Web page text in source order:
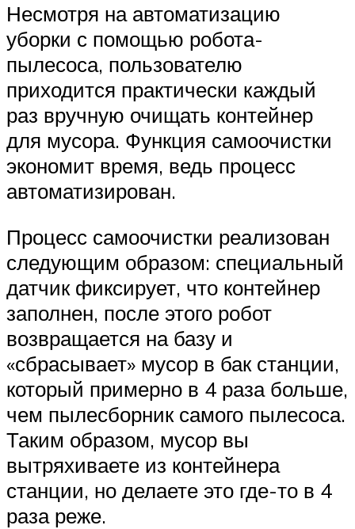
Несмотря на автоматизацию
уборки с помощью робота-
пылесоса, пользователю
приходится практически каждый
раз вручную очищать контейнер
для мусора. Функция самоочистки
экономит время, ведь процесс
автоматизирован.
Процесс самоочистки реализован
следующим образом: специальный
датчик фиксирует, что контейнер
заполнен, после этого робот
возвращается на базу и
«сбрасывает» мусор в бак станции,
который примерно в 4 раза больше,
чем пылесборник самого пылесоса.
Таким образом, мусор вы
вытряхиваете из контейнера
станции, но делаете это где-то в 4
раза реже.